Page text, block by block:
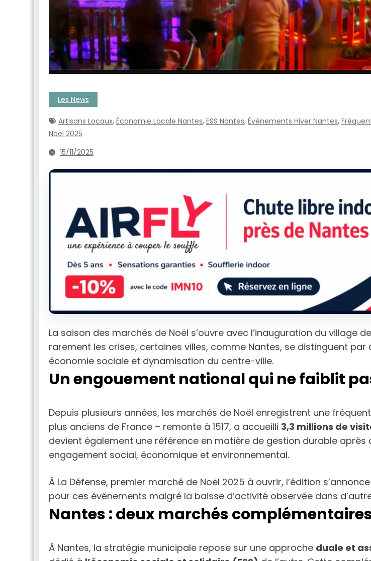
Les News
Artisans Locaux, Économie Locale Nantes, ESS Nantes, Événements Hiver Nantes,
Noël 2025
15/11/2025
La saison des marchés de Noël s’ouvre avec l’inauguration du village
rarement les crises, certaines villes, comme Nantes, se distinguent
économie sociale et dynamisation du centre-ville.
Un engouement national qui ne faiblit
Depuis plusieurs années, les marchés de Noël enregistrent une
plus anciens de France – remonte à 1517, a accueilli 3,3 millions de
devient également une référence en matière de gestion durable après
engagement social, économique et environnemental.
À La Défense, premier marché de Noël 2025 à ouvrir, l’édition
pour ces événements malgré la baisse d’activité observée dans
Nantes : deux marchés
À Nantes, la stratégie municipale repose sur une approche duale et